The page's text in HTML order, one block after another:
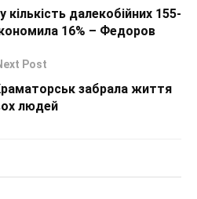
далекобійних 155-
16% – Федоров
Post
забрала життя
людей